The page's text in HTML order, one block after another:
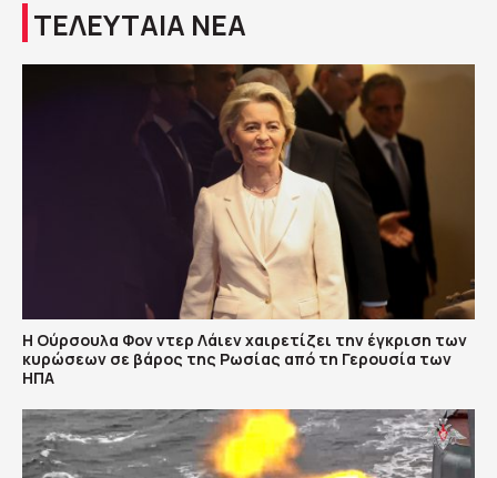
ΤΕΛΕΥΤΑΙΑ ΝΕΑ
Η Ούρσουλα Φον ντερ Λάιεν χαιρετίζει την έγκριση των
κυρώσεων σε βάρος της Ρωσίας από τη Γερουσία των
ΗΠΑ